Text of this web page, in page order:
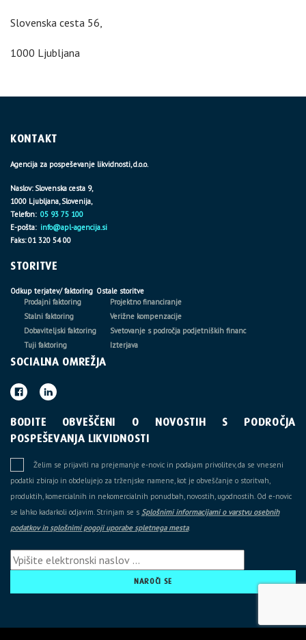
Slovenska cesta 56,
1000 Ljubljana
KONTAKT
Agencija za pospeševanje likvidnosti, d.o.o.
Naslov: Slovenska cesta 9,
1000 Ljubljana, Slovenija,
Telefon: 05 93 75 100
E-pošta: info@apl-agencija.si
Faks: 01 320 54 00
STORITVE
Odkup terjatev/ faktoring
Prodajni faktoring
Stalni faktoring
Dobaviteljski faktoring
Tuji faktoring
Ostale storitve
Projektno financiranje
Verižne kompenzacije
Svetovanje s področja podjetniških financ
Izterjava
SOCIALNA OMREŽJA
BODITE OBVEŠČENI O NOVOSTIH S PODROČJA
POSPEŠEVANJA LIKVIDNOSTI
Želim se prijaviti na prejemanje e-novic in podajam privolitev, da se vneseni
podatki zbirajo in obdelujejo za trženjske namene, kot je obveščanje o storitvah,
produktih, komercialnih in nekomercialnih ponudbah, novostih, ugodnostih. Od e-novic
se lahko kadarkoli odjavim. Strinjam se s Splošnimi informacijami o varstvu osebnih
podatkov in splošnimi pogoji uporabe spletnega mesta.